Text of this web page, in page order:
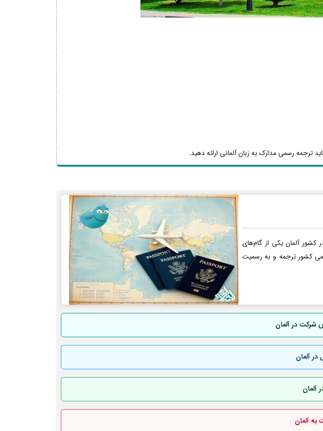
ترجمه رسمی مدارک به زبان آلمانی ارائه دهید.
آلمان یکی از گام‌های
کشور ترجمه و به رسمیت
شرکت در آلمان
آلمان
آلمان
به آلمان